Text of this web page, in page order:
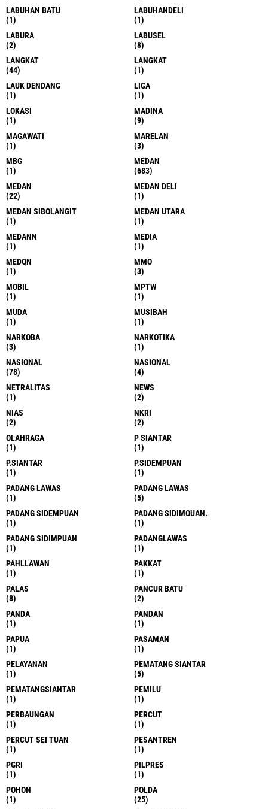
LABUHAN BATU
(1)
LABUHANDELI
(1)
LABURA
(2)
LABUSEL
(8)
LANGKAT
(44)
LANGKAT
(1)
LAUK DENDANG
(1)
LIGA
(1)
LOKASI
(1)
MADINA
(9)
MAGAWATI
(1)
MARELAN
(3)
MBG
(1)
MEDAN
(683)
MEDAN
(22)
MEDAN DELI
(1)
MEDAN SIBOLANGIT
(1)
MEDAN UTARA
(1)
MEDANN
(1)
MEDIA
(1)
MEDQN
(1)
MMO
(3)
MOBIL
(1)
MPTW
(1)
MUDA
(1)
MUSIBAH
(1)
NARKOBA
(3)
NARKOTIKA
(1)
NASIONAL
(78)
NASIONAL
(4)
NETRALITAS
(1)
NEWS
(2)
NIAS
(2)
NKRI
(2)
OLAHRAGA
(1)
P SIANTAR
(1)
P.SIANTAR
(1)
P.SIDEMPUAN
(1)
PADANG LAWAS
(1)
PADANG LAWAS
(5)
PADANG SIDEMPUAN
(1)
PADANG SIDIMOUAN.
(1)
PADANG SIDIMPUAN
(1)
PADANGLAWAS
(1)
PAHLLAWAN
(1)
PAKKAT
(1)
PALAS
(8)
PANCUR BATU
(2)
PANDA
(1)
PANDAN
(1)
PAPUA
(1)
PASAMAN
(1)
PELAYANAN
(1)
PEMATANG SIANTAR
(5)
PEMATANGSIANTAR
(1)
PEMILU
(1)
PERBAUNGAN
(1)
PERCUT
(1)
PERCUT SEI TUAN
(1)
PESANTREN
(1)
PGRI
(1)
PILPRES
(1)
POHON
(1)
POLDA
(25)